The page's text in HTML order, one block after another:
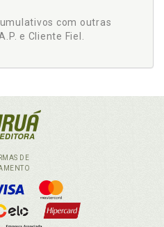
com outras
e Cliente Fiel.
DE